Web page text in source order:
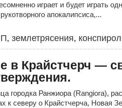
играет и будет играть
апокалипсиса,...
, землетрясения,
в Крайстчерч —
городка Ранжиора (Rangiora),
к северу о Крайстчерча, Новая